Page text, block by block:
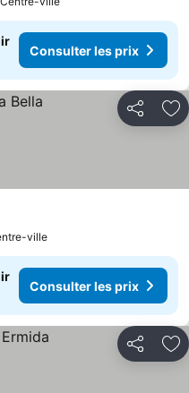
Consulter les prix
Partager
ville
Consulter les prix
Partager